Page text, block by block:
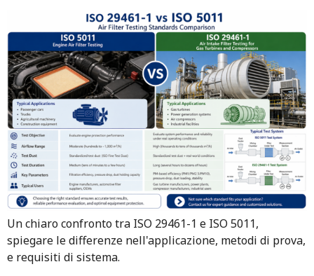
Un chiaro confronto tra ISO 29461-1 e ISO 5011,
spiegare le differenze nell'applicazione, metodi di prova,
e requisiti di sistema.